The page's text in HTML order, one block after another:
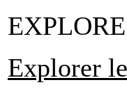
Explorer